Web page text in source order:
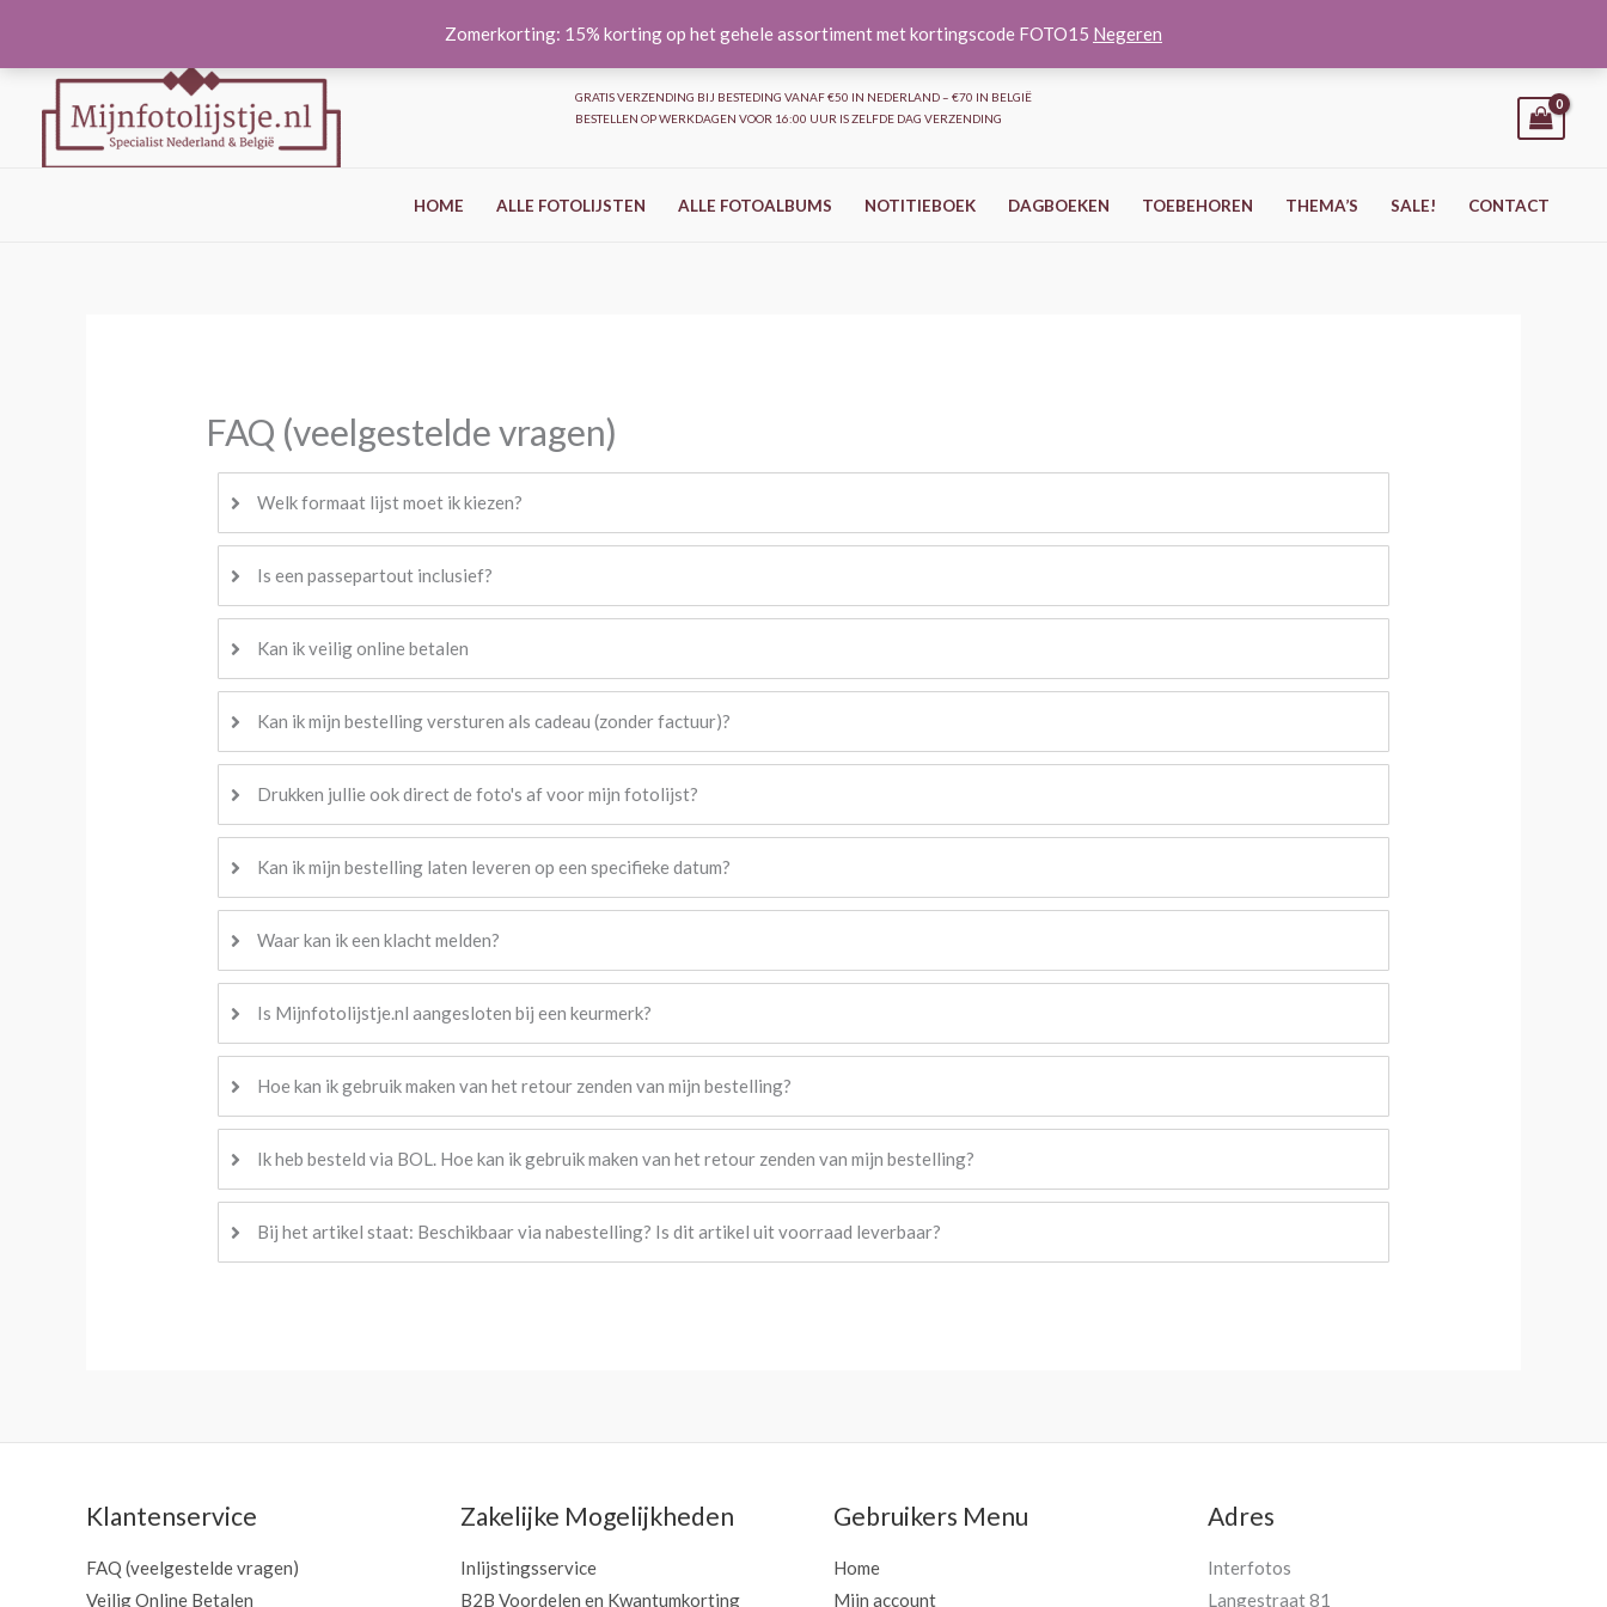
Zomerkorting: 15% korting op het gehele assortiment met kortingscode FOTO15 Negeren
inhoud
GRATIS VERZENDING BIJ BESTEDING VANAF €50 IN NEDERLAND – €70 IN BELGIË
BESTELLEN OP WERKDAGEN VOOR 16:00 UUR IS ZELFDE DAG VERZENDING
HOME ALLE FOTOLIJSTEN ALLE FOTOALBUMS NOTITIEBOEK DAGBOEKEN TOEBEHOREN THEMA’S SALE! CONTACT
FAQ (veelgestelde vragen)
Welk formaat lijst moet ik kiezen?
Is een passepartout inclusief?
Kan ik veilig online betalen
Kan ik mijn bestelling versturen als cadeau (zonder factuur)?
Drukken jullie ook direct de foto's af voor mijn fotolijst?
Kan ik mijn bestelling laten leveren op een specifieke datum?
Waar kan ik een klacht melden?
Is Mijnfotolijstje.nl aangesloten bij een keurmerk?
Hoe kan ik gebruik maken van het retour zenden van mijn bestelling?
Ik heb besteld via BOL. Hoe kan ik gebruik maken van het retour zenden van mijn bestelling?
Bij het artikel staat: Beschikbaar via nabestelling? Is dit artikel uit voorraad leverbaar?
Klantenservice
FAQ (veelgestelde vragen)
Veilig Online Betalen
Zakelijke Mogelijkheden
Inlijstingsservice
B2B Voordelen en Kwantumkorting
Gebruikers Menu
Home
Mijn account
Adres
Interfotos
Langestraat 81